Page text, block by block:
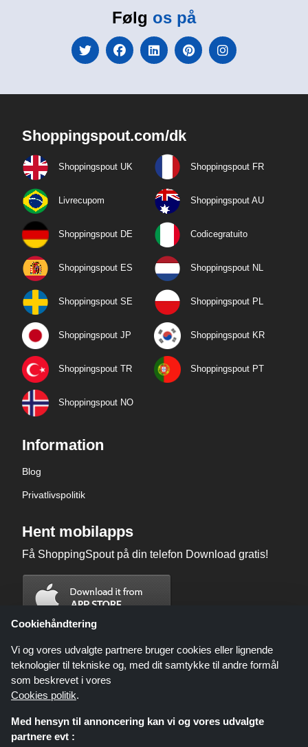
Følg os på
Shoppingspout.com/dk
Shoppingspout UK Shoppingspout FR
Livrecupom Shoppingspout AU
Shoppingspout DE Codicegratuito
Shoppingspout ES Shoppingspout NL
Shoppingspout SE Shoppingspout PL
Shoppingspout JP Shoppingspout KR
Shoppingspout TR Shoppingspout PT
Shoppingspout NO
Information
Blog
Privatlivspolitik
Hent mobilapps
Få ShoppingSpout på din telefon Download gratis!
Cookiehåndtering
Vi og vores udvalgte partnere bruger cookies eller lignende
teknologier til tekniske og, med dit samtykke til andre formål
som beskrevet i vores
Cookies politik.
Med hensyn til annoncering kan vi og vores udvalgte
partnere evt :